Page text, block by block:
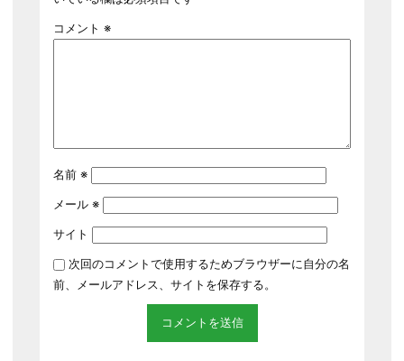
コメント ※
名前 ※
メール ※
サイト
次回のコメントで使用するためブラウザーに自分の名
前、メールアドレス、サイトを保存する。